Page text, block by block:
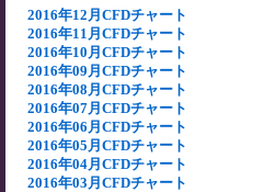
2016年12月CFDチャート
2016年11月CFDチャート
2016年10月CFDチャート
2016年09月CFDチャート
2016年08月CFDチャート
2016年07月CFDチャート
2016年06月CFDチャート
2016年05月CFDチャート
2016年04月CFDチャート
2016年03月CFDチャート